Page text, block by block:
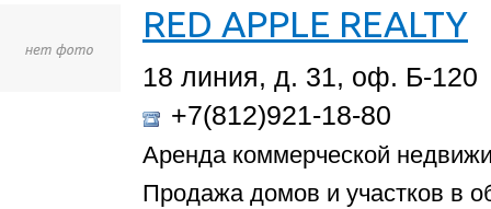
RED APPLE REALTY
18 линия, д. 31, оф. Б-120
+7(812)921-18-80
Аренда коммерческой
Продажа домов и участков в